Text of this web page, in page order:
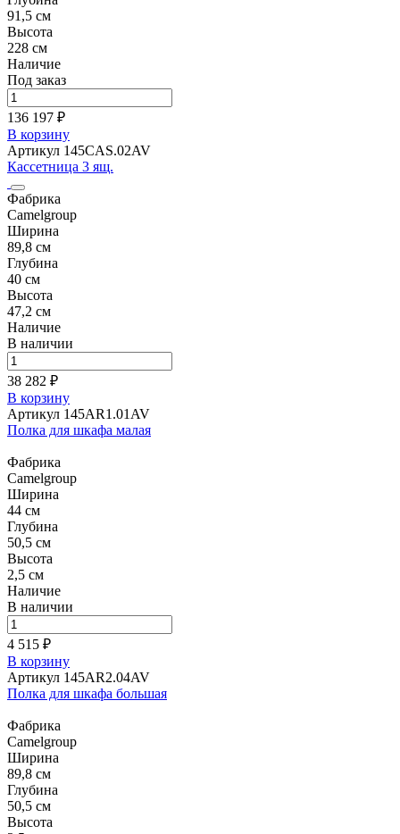
91,5 см
Высота
228 см
Наличие
Под заказ
136 197 ₽
В корзину
Артикул 145CAS.02AV
Кассетница 3 ящ.
Фабрика
Camelgroup
Ширина
89,8 см
Глубина
40 см
Высота
47,2 см
Наличие
В наличии
38 282 ₽
В корзину
Артикул 145AR1.01AV
Полка для шкафа малая
Фабрика
Camelgroup
Ширина
44 см
Глубина
50,5 см
Высота
2,5 см
Наличие
В наличии
4 515 ₽
В корзину
Артикул 145AR2.04AV
Полка для шкафа большая
Фабрика
Camelgroup
Ширина
89,8 см
Глубина
50,5 см
Высота